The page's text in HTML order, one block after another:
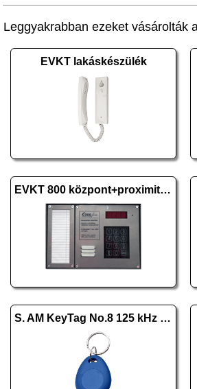
Leggyakrabban ezeket vásárolták
EVKT lakáskészülék
EVKT 800 központ+proximity falon kív., 1 oszl. H
S. AM KeyTag No.8 125 kHz kék